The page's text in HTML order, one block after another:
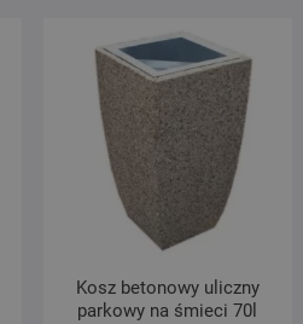
Kosz betonowy uliczny
parkowy na śmieci 70l